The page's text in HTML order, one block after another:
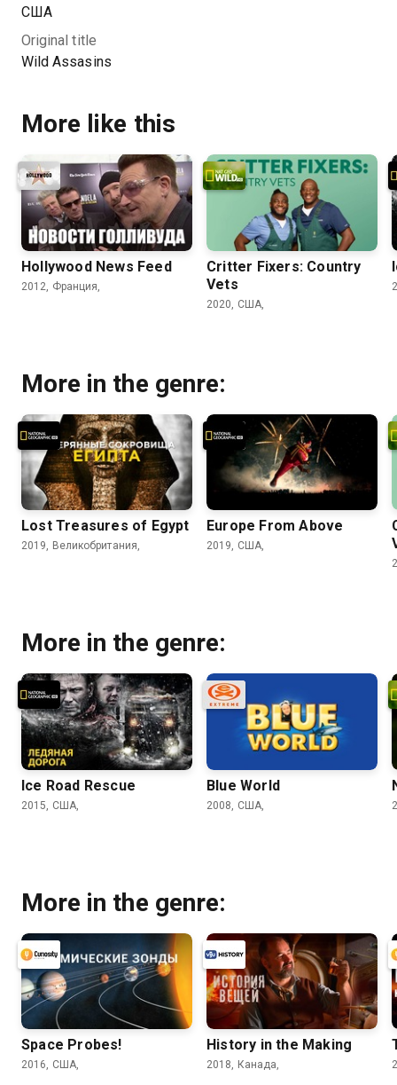
США
Original title
Wild Assasins
More like this
Hollywood News Feed
2012, Франция,
Critter Fixers: Country
Vets
2020, США,
More in the genre:
Lost Treasures of Egypt
2019, Великобритания,
Europe From Above
2019, США,
More in the genre:
Ice Road Rescue
2015, США,
Blue World
2008, США,
More in the genre:
Space Probes!
2016, США,
History in the Making
2018, Канада,